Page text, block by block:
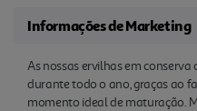
Informações de Marketing
As nossas ervilhas em
durante todo o ano, graças ao
momento ideal de maturação.